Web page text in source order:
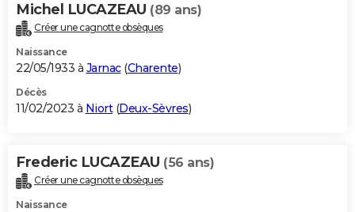
Michel LUCAZEAU (89 ans)
Créer une cagnotte obsèques
Naissance
22/05/1933 à Jarnac(Charente)
Décès
11/02/2023 à Niort(Deux-Sèvres)
Frederic LUCAZEAU (56 ans)
Créer une cagnotte obsèques
Naissance